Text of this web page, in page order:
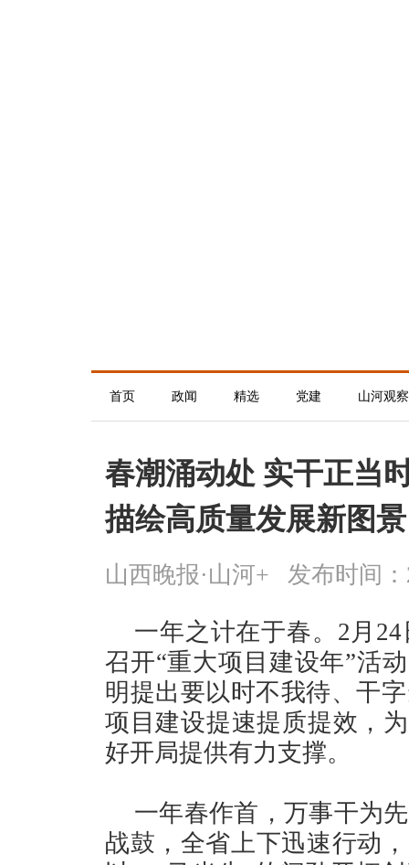
首页 政闻 精选 党建 山河观察
春潮涌动处 实干正
描绘高质量发展新图景
山西晚报·山河+ 发布时间：
一年之计在于春。2月
召开“重大项目建设年”活
明提出要以时不我待、干
项目建设提速提质提效，
好开局提供有力支撑。
一年春作首，万事干为
战鼓，全省上下迅速行动